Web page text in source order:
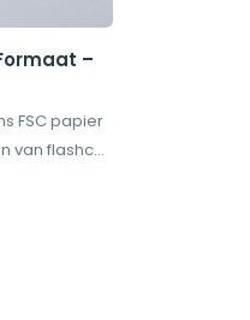
–
FSC papier
Ideaal voor het sorteren van flashcards